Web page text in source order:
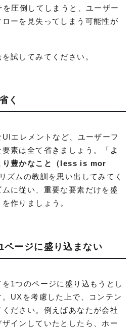
圧倒してしまうと、ユーザー
ーを見失ってしまう可能性が
試してみてください。
く
エレメントなど、ユーザーフ
素は全て省きましょう。「 よ
り豊かなこと（less is mor
ズムの教訓を思い出してみてく
に従い、重要な要素だけを盛
作りましょう。
ージに盛り込まない
1つのページに盛り込もうとし
UXを考慮した上で、コンテン
ださい。例えばあなたが会社
インしていたとしたら、ホー